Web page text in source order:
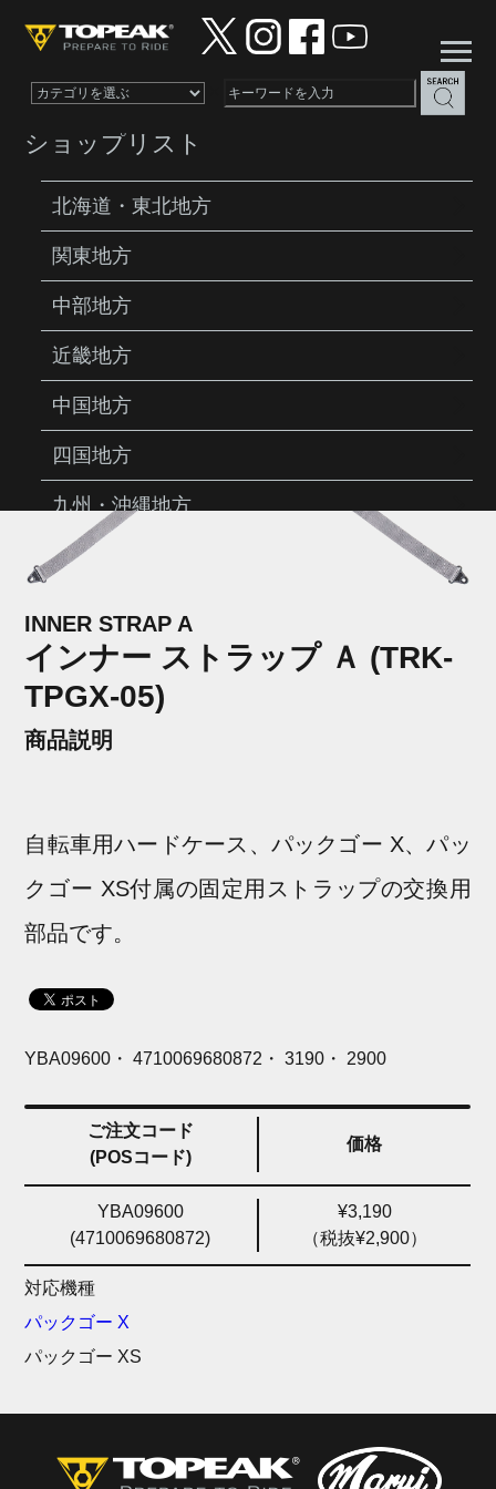
ショップリスト
北海道・東北地方
関東地方
中部地方
近畿地方
中国地方
四国地方
九州・沖縄地方
テクノロジー
ヒストリー
PRODUCTS
INNER STRAP A
インナー ストラップ Ａ (TRK-
TPGX-05)
商品説明
自転車用ハードケース、パックゴー X、パッ
クゴー XS付属の固定用ストラップの交換用
部品です。
YBA09600・ 4710069680872・ 3190・ 2900
ご注文コード
(POSコード)
価格
YBA09600
(4710069680872)
¥3,190
（税抜¥2,900）
対応機種
パックゴー X
パックゴー XS